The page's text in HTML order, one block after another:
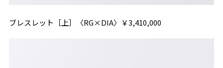
ブレスレット［上］〈RG×DIA〉￥3,410,000